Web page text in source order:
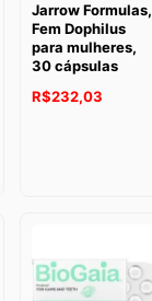
Jarrow Formulas,
Fem Dophilus
para mulheres,
30 cápsulas
R$232,03